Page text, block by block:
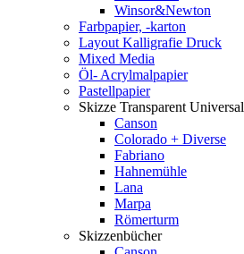
Winsor&Newton
Farbpapier, -karton
Layout Kalligrafie Druck
Mixed Media
Öl- Acrylmalpapier
Pastellpapier
Skizze Transparent Universal
Canson
Colorado + Diverse
Fabriano
Hahnemühle
Lana
Marpa
Römerturm
Skizzenbücher